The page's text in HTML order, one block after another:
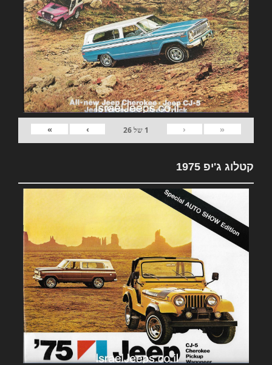
«
‹
1 של26
›
»
קטלוג ג'יפ 1975